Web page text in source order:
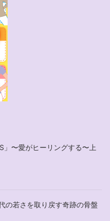
」〜愛がヒーリングする〜上
の若さを取り戻す奇跡の骨盤